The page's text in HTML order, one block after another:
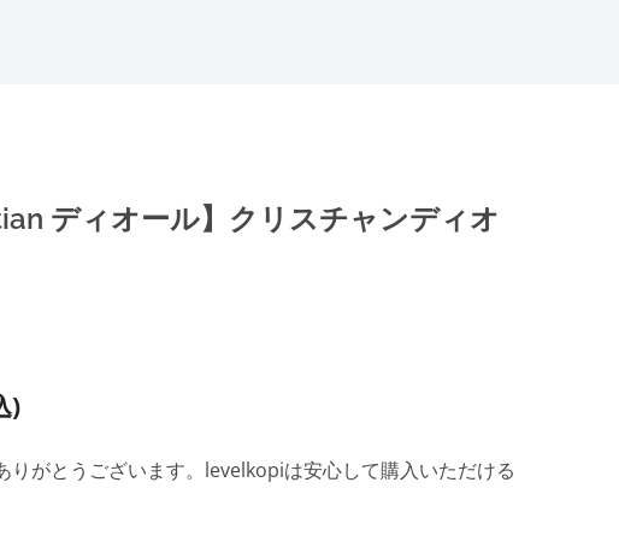
ディオール】クリスチャンディオ
)
りがとうございます。levelkopiは安心して購入いただける